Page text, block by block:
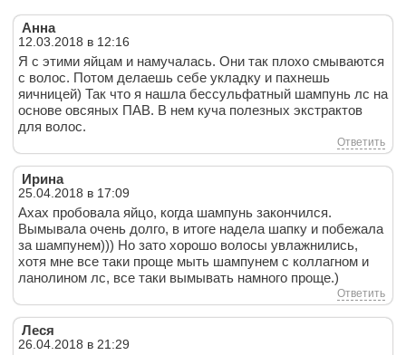
Анна
12.03.2018 в 12:16
Я с этими яйцам и намучалась. Они так плохо смываются
с волос. Потом делаешь себе укладку и пахнешь
яичницей) Так что я нашла бессульфатный шампунь лс на
основе овсяных ПАВ. В нем куча полезных экстрактов
для волос.
Ответить
Ирина
25.04.2018 в 17:09
Ахах пробовала яйцо, когда шампунь закончился.
Вымывала очень долго, в итоге надела шапку и побежала
за шампунем))) Но зато хорошо волосы увлажнились,
хотя мне все таки проще мыть шампунем с коллагном и
ланолином лс, все таки вымывать намного проще.)
Ответить
Леся
26.04.2018 в 21:29